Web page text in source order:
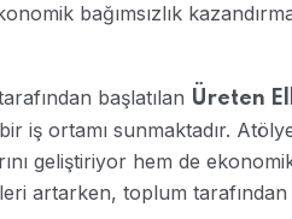
bağımsızlık
başlatılan Üreten
iş ortamı sunmaktadır.
geliştiriyor hem de
artarken, toplum